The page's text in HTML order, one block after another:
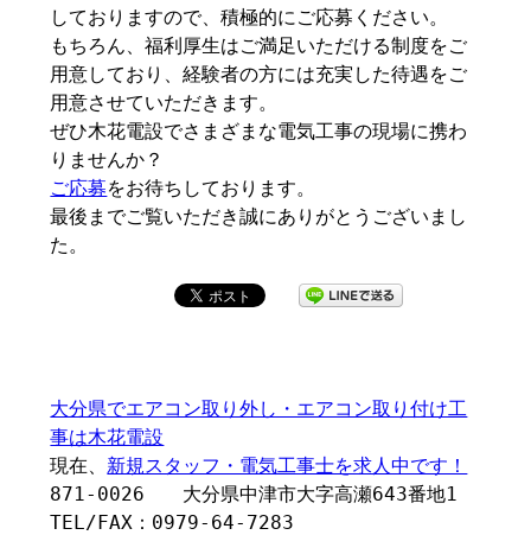
しておりますので、積極的にご応募ください。
もちろん、福利厚生はご満足いただける制度をご
用意しており、経験者の方には充実した待遇をご
用意させていただきます。
ぜひ木花電設でさまざまな電気工事の現場に携わ
りませんか？
ご応募をお待ちしております。
最後までご覧いただき誠にありがとうございまし
た。
大分県でエアコン取り外し・エアコン取り付け工
事は木花電設
現在、 新規スタッフ・電気工事士を求人中です！
871-0026 大分県中津市大字高瀬643番地1
TEL/FAX：0979-64-7283